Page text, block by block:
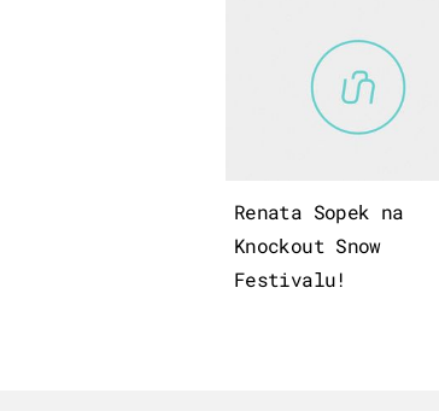
Renata Sopek na
Knockout Snow
Festivalu!